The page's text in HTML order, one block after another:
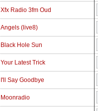
Xfx Radio 3fm Oud
Angels (live8)
Black Hole Sun
Your Latest Trick
I'll Say Goodbye
Moonradio